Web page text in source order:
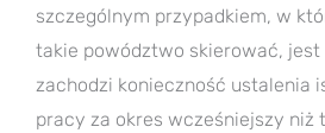
szczególnym przypadkiem, w
takie powództwo skierować,
zachodzi konieczność ustalenia
pracy za okres wcześniejszy niż